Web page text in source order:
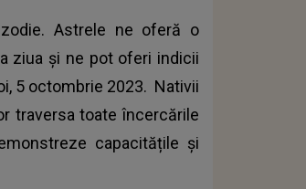
Astrele ne oferă o
ziua și ne pot oferi indicii
5 octombrie 2023. Nativii
traversa toate încercările
capacitățile și